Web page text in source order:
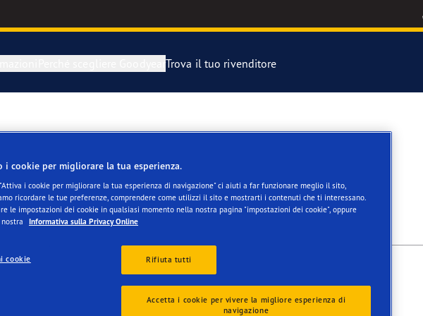
di Goodyear
di scorta
Perché scegliere Goodyear
RACING
Goodyear Eagle
Trova il tuo rivenditore
RAVANUSA
i cookie per migliorare la tua esperienza.
i cookie per migliorare la tua esperienza di navigazione" ci aiuti a far funzionare meglio il sito,
ricordare le tue preferenze, comprendere come utilizzi il sito e mostrarti i contenuti che ti interessano.
le impostazioni dei cookie in qualsiasi momento nella nostra pagina "impostazioni dei cookie", oppure
Informativa sulla Privacy Online
cookie Rifiuta tutti
Accetta i cookie per vivere la migliore esperienza di
navigazione